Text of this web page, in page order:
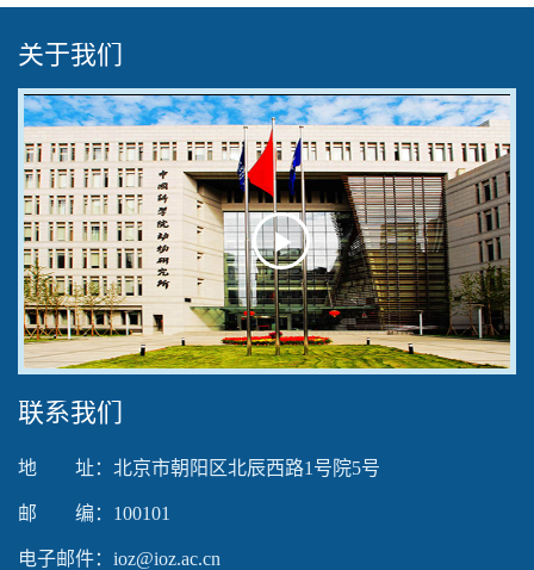
关于我们
Play
Video
联系我们
地 址：北京市朝阳区北辰西路1号院5号
邮 编：100101
电子邮件：ioz@ioz.ac.cn